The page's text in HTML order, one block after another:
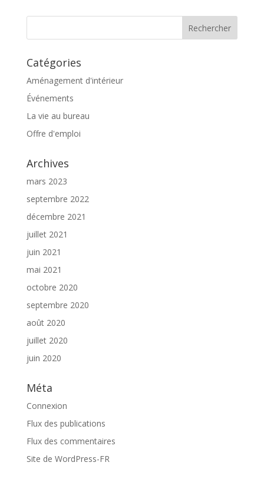
Catégories
Aménagement d'intérieur
Événements
La vie au bureau
Offre d'emploi
Archives
mars 2023
septembre 2022
décembre 2021
juillet 2021
juin 2021
mai 2021
octobre 2020
septembre 2020
août 2020
juillet 2020
juin 2020
Méta
Connexion
Flux des publications
Flux des commentaires
Site de WordPress-FR